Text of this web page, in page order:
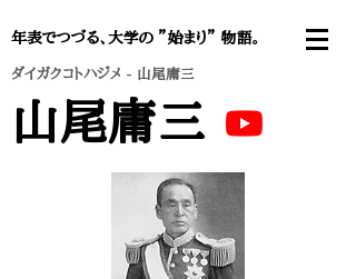
年表でつづる、大学の ”始まり” 物語。
ダイガクコトハジメ - 山尾庸三
山尾庸三